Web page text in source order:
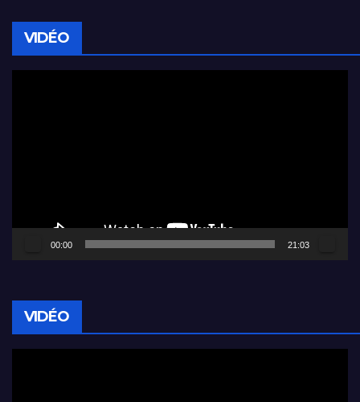
VIDÉO
00:00 21:03
VIDÉO